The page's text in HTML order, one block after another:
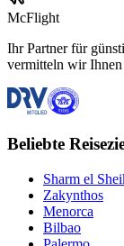
McFlight
Ihr Partner für
vermitteln wir Ihnen
Beliebte
Sharm el
Zakynthos
Menorca
Bilbao